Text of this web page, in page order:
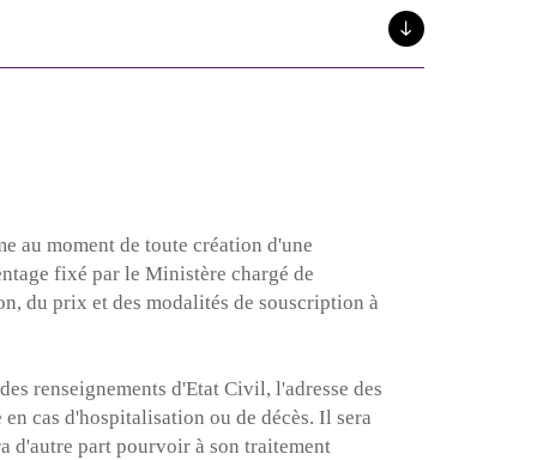
vous pouvez vous
au moment de toute création d'une
fixé par le Ministère chargé de
du prix et des modalités de souscription à
renseignements d'Etat Civil, l'adresse des
cas d'hospitalisation ou de décès. Il sera
d'autre part pourvoir à son traitement